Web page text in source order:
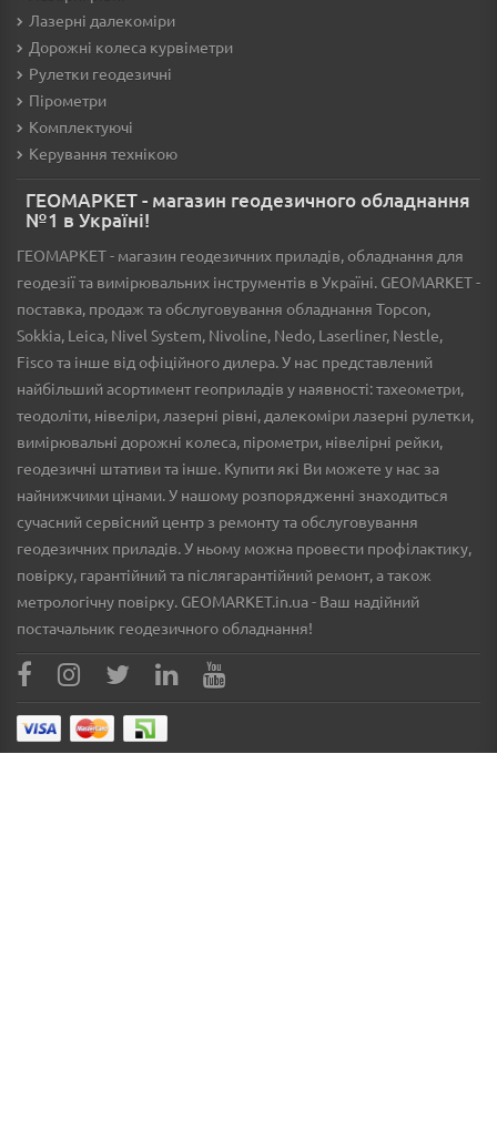
Лазерні далекоміри
Дорожні колеса курвіметри
Рулетки геодезичні
Пірометри
Комплектуючі
Керування технікою
ГЕОМАРКЕТ - магазин геодезичного обладнання
№1 в Україні!
ГЕОМАРКЕТ - магазин геодезичних приладів, обладнання для
геодезії та вимірювальних інструментів в Україні. GEOMARKET -
поставка, продаж та обслуговування обладнання Topcon,
Sokkia, Leica, Nivel System, Nivoline, Nedo, Laserliner, Nestle,
Fisco та інше від офіційного дилера. У нас представлений
найбільший асортимент геоприладів у наявності: тахеометри,
теодоліти, нівеліри, лазерні рівні, далекоміри лазерні рулетки,
вимірювальні дорожні колеса, пірометри, нівелірні рейки,
геодезичні штативи та інше. Купити які Ви можете у нас за
найнижчими цінами. У нашому розпорядженні знаходиться
сучасний сервісний центр з ремонту та обслуговування
геодезичних приладів. У ньому можна провести профілактику,
повірку, гарантійний та післягарантійний ремонт, а також
метрологічну повірку. GEOMARKET.in.ua - Ваш надійний
постачальник геодезичного обладнання!